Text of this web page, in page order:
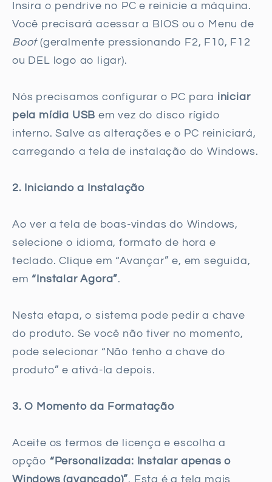
Insira o pendrive no PC e reinicie a máquina.
Você precisará acessar a BIOS ou o Menu de
Boot(geralmente pressionando F2, F10, F12
ou DEL logo ao ligar).
Nós precisamos configurar o PC para iniciar
pela mídia USB em vez do disco rígido
interno. Salve as alterações e o PC reiniciará,
carregando a tela de instalação do Windows.
2. Iniciando a Instalação
Ao ver a tela de boas-vindas do Windows,
selecione o idioma, formato de hora e
teclado. Clique em “Avançar” e, em seguida,
em“Instalar Agora”.
Nesta etapa, o sistema pode pedir a chave
do produto. Se você não tiver no momento,
pode selecionar “Não tenho a chave do
produto” e ativá-la depois.
3. O Momento da Formatação
Aceite os termos de licença e escolha a
opção “Personalizada: Instalar apenas o
Windows (avançado)”. Esta é a tela mais